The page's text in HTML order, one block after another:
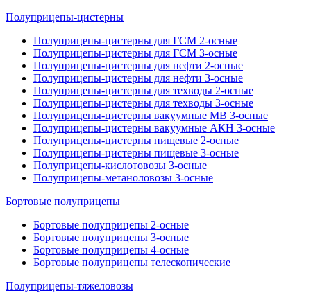
Полуприцепы-цистерны
Полуприцепы-цистерны для ГСМ 2-осные
Полуприцепы-цистерны для ГСМ 3-осные
Полуприцепы-цистерны для нефти 2-осные
Полуприцепы-цистерны для нефти 3-осные
Полуприцепы-цистерны для техводы 2-осные
Полуприцепы-цистерны для техводы 3-осные
Полуприцепы-цистерны вакуумные МВ 3-осные
Полуприцепы-цистерны вакуумные АКН 3-осные
Полуприцепы-цистерны пищевые 2-осные
Полуприцепы-цистерны пищевые 3-осные
Полуприцепы-кислотовозы 3-осные
Полуприцепы-метаноловозы 3-осные
Бортовые полуприцепы
Бортовые полуприцепы 2-осные
Бортовые полуприцепы 3-осные
Бортовые полуприцепы 4-осные
Бортовые полуприцепы телескопические
Полуприцепы-тяжеловозы